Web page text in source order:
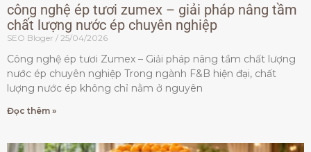
công nghệ ép tươi zumex – giải pháp nâng tầm
chất lượng nước ép chuyên nghiệp
SEO Bloger 25/04/2026
Công nghệ ép tươi Zumex – Giải pháp nâng tầm chất lượng
nước ép chuyên nghiệp Trong ngành F&B hiện đại, chất
lượng nước ép không chỉ nằm ở nguyên
Đọc thêm »